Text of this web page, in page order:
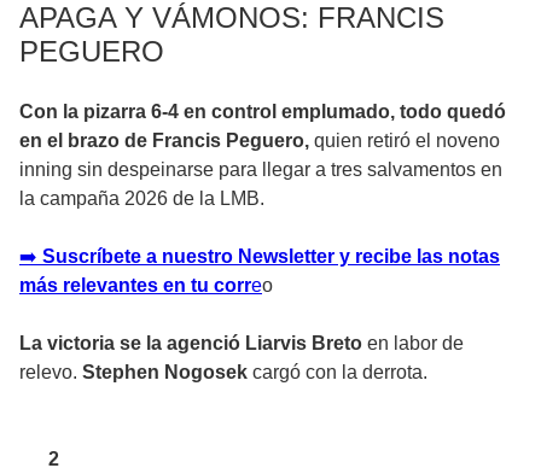
APAGA Y VÁMONOS: FRANCIS
PEGUERO
Con la pizarra 6-4 en control emplumado, todo quedó
en el brazo de Francis Peguero, quien retiró el noveno
inning sin despeinarse para llegar a tres salvamentos en
la campaña 2026 de la LMB.
➡ ️ Suscríbete a nuestro Newsletter y recibe las notas
más relevantes en tu correo
La victoria se la agenció Liarvis Breto en labor de
relevo. Stephen Nogosek cargó con la derrota.
2